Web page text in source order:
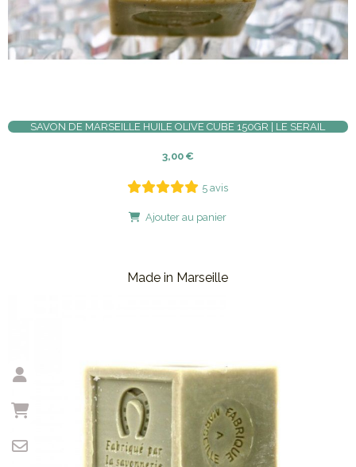
SAVON DE MARSEILLE HUILE OLIVE CUBE 150GR | LE SERAIL
3,00€
5 avis
Ajouter au panier
Made in Marseille